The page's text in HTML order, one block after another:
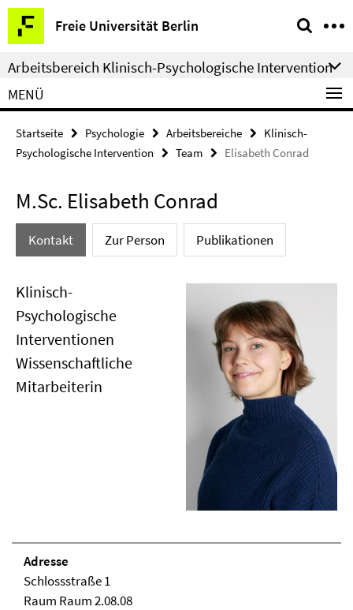
Springe
direkt
zu
Inhalt
Freie Universität Berlin
Service-
Navigation
Arbeitsbereich Klinisch-Psychologische Intervention
MENÜ
Startseite Psychologie Arbeitsbereiche
Klinisch-
Psychologische Intervention
Team Elisabeth Conrad
M.Sc. Elisabeth Conrad
Kontakt Zur Person Publikationen
Klinisch-
Psychologische
Interventionen
Wissenschaftliche
Mitarbeiterin
Adresse
Schlossstraße 1
Raum Raum 2.08.08